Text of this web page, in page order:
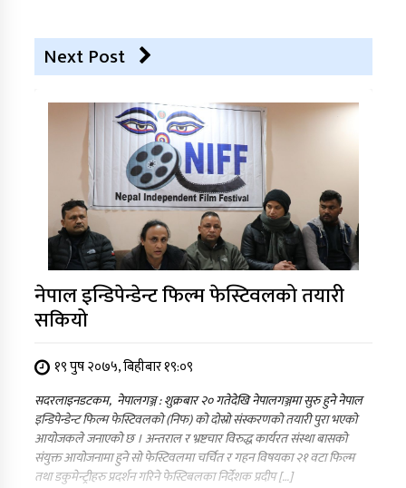
Next Post
नेपाल इन्डिपेन्डेन्ट फिल्म फेस्टिवलको तयारी
सकियो
१९ पुष २०७५, बिहीबार १९:०९
सदरलाइनडटकम, नेपालगञ्ज : शुक्रबार २० गतेदेखि नेपालगञ्जमा सुरु हुने नेपाल
इन्डिपेन्डेन्ट फिल्म फेस्टिवलको (निफ) को दोस्रो संस्करणको तयारी पुरा भएको
आयोजकले जनाएको छ । अन्तराल र भ्रष्टचार विरुद्ध कार्यरत संस्था बासको
संयुक्त आयोजनामा हुने सो फेस्टिवलमा चर्चित र गहन विषयका २१ वटा फिल्म
तथा डकुमेन्ट्रीहरु प्रदर्शन गरिने फेस्टिबलका निर्देशक प्रदीप […]